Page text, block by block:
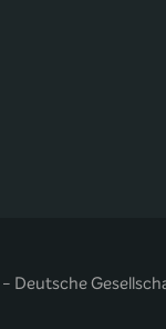
Deutsche